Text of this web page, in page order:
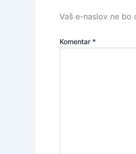
Vaš e-naslov ne bo
Komentar *